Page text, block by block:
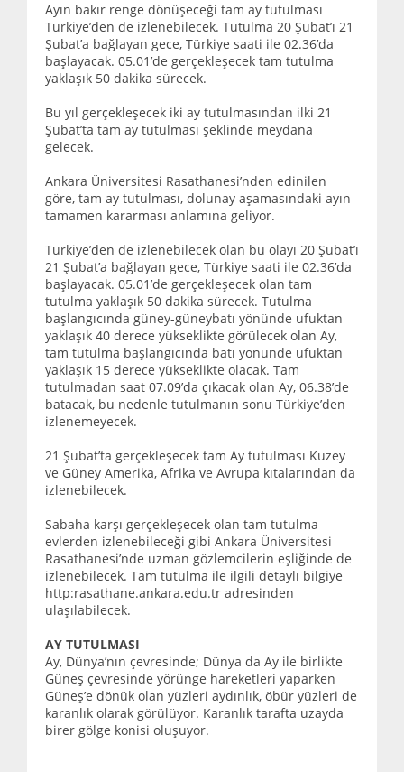
Ayın bakır renge dönüşeceği tam ay tutulması
Türkiye’den de izlenebilecek. Tutulma 20 Şubat’ı 21
Şubat’a bağlayan gece, Türkiye saati ile 02.36’da
başlayacak. 05.01’de gerçekleşecek tam tutulma
yaklaşık 50 dakika sürecek.
Bu yıl gerçekleşecek iki ay tutulmasından ilki 21
Şubat’ta tam ay tutulması şeklinde meydana
gelecek.
Ankara Üniversitesi Rasathanesi’nden edinilen
göre, tam ay tutulması, dolunay aşamasındaki ayın
tamamen kararması anlamına geliyor.
Türkiye’den de izlenebilecek olan bu olayı 20 Şubat’ı
21 Şubat’a bağlayan gece, Türkiye saati ile 02.36’da
başlayacak. 05.01’de gerçekleşecek olan tam
tutulma yaklaşık 50 dakika sürecek. Tutulma
başlangıcında güney-güneybatı yönünde ufuktan
yaklaşık 40 derece yükseklikte görülecek olan Ay,
tam tutulma başlangıcında batı yönünde ufuktan
yaklaşık 15 derece yükseklikte olacak. Tam
tutulmadan saat 07.09’da çıkacak olan Ay, 06.38’de
batacak, bu nedenle tutulmanın sonu Türkiye’den
izlenemeyecek.
21 Şubat’ta gerçekleşecek tam Ay tutulması Kuzey
ve Güney Amerika, Afrika ve Avrupa kıtalarından da
izlenebilecek.
Sabaha karşı gerçekleşecek olan tam tutulma
evlerden izlenebileceği gibi Ankara Üniversitesi
Rasathanesi’nde uzman gözlemcilerin eşliğinde de
izlenebilecek. Tam tutulma ile ilgili detaylı bilgiye
http:rasathane.ankara.edu.tr adresinden
ulaşılabilecek.
AY TUTULMASI
Ay, Dünya’nın çevresinde; Dünya da Ay ile birlikte
Güneş çevresinde yörünge hareketleri yaparken
Güneş’e dönük olan yüzleri aydınlık, öbür yüzleri de
karanlık olarak görülüyor. Karanlık tarafta uzayda
birer gölge konisi oluşuyor.